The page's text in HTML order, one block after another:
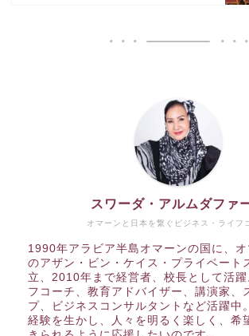
オマーンと日本を繋ぐビジネス・ライフ
スワーダ・アルムダファ
1990年アラビア半島オマーンの国に、
のアザン・ビン・ケイス・プライベート
立、2010年まで経営者、校長として活躍
フコーチ、教育アドバイザー、講演家、
プ、ビジネスコンサルタントなど活躍中
経験を生かし、人々を明るく楽しく、希